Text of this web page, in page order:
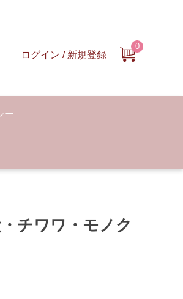
ログイン / 新規登録
0
ー
チワワ・モノク